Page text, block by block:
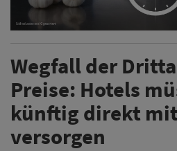
Wegfall der
Preise: Hotels
künftig direkt
versorgen